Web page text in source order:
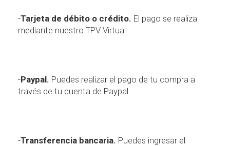
-Tarjeta de débito o crédito. El pago se realiza
mediante nuestro TPV Virtual.
-Paypal. Puedes realizar el pago de tu compra a
través de tu cuenta de Paypal.
-Transferencia bancaria. Puedes ingresar el